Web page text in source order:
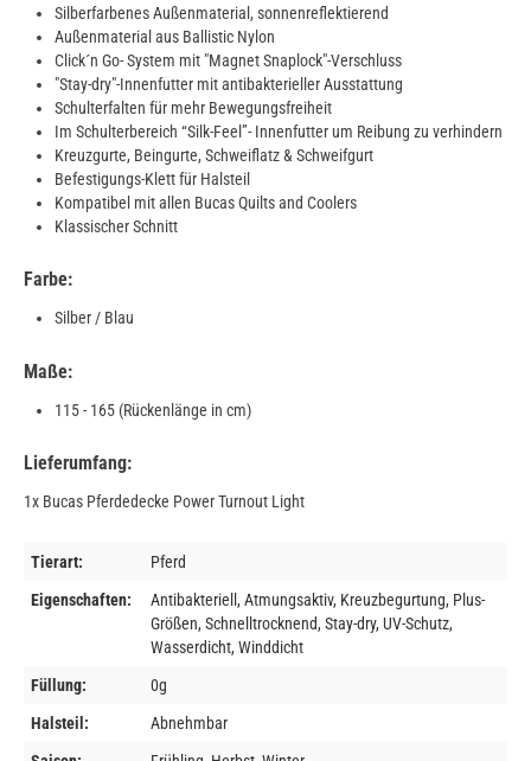
Silberfarbenes Außenmaterial, sonnenreflektierend
Außenmaterial aus Ballistic Nylon
Click´n Go- System mit "Magnet Snaplock"-Verschluss
"Stay-dry"-Innenfutter mit antibakterieller Ausstattung
Schulterfalten für mehr Bewegungsfreiheit
Im Schulterbereich “Silk-Feel”- Innenfutter um Reibung zu verhindern
Kreuzgurte, Beingurte, Schweiflatz & Schweifgurt
Befestigungs-Klett für Halsteil
Kompatibel mit allen Bucas Quilts and Coolers
Klassischer Schnitt
Farbe:
Silber / Blau
Maße:
115 - 165 (Rückenlänge in cm)
Lieferumfang:
1x Bucas Pferdedecke Power Turnout Light
Tierart:
Pferd
Eigenschaften:
Antibakteriell, Atmungsaktiv, Kreuzbegurtung, Plus-
Größen, Schnelltrocknend, Stay-dry, UV-Schutz,
Wasserdicht, Winddicht
Füllung:
0g
Halsteil:
Abnehmbar